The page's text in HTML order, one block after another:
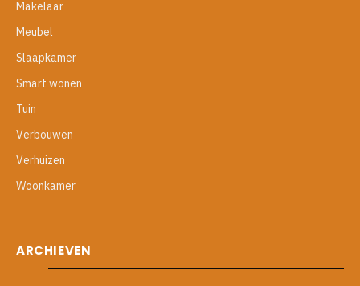
Makelaar
Meubel
Slaapkamer
Smart wonen
Tuin
Verbouwen
Verhuizen
Woonkamer
ARCHIEVEN